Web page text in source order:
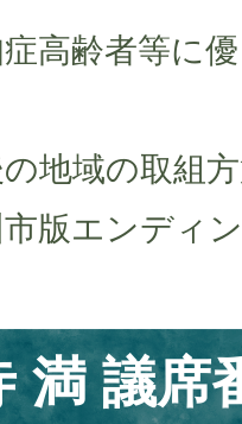
高齢者等に
地域の取組
版エンディ
満 議席